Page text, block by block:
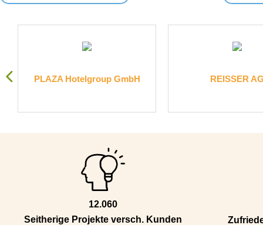
PLAZA Hotelgroup GmbH REISSER
12.060
Seitherige Projekte versch. Kunden